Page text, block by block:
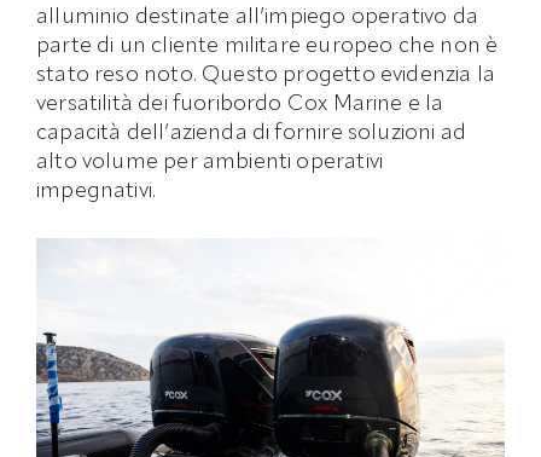
alluminio destinate all’impiego operativo da
parte di un cliente militare europeo che non è
stato reso noto. Questo progetto evidenzia la
versatilità dei fuoribordo Cox Marine e la
capacità dell’azienda di fornire soluzioni ad
alto volume per ambienti operativi
impegnativi.